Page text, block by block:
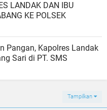
LANDAK DAN IBU
KE POLSEK
Pangan, Kapolres Landak
Sari di PT. SMS
Tampilkan